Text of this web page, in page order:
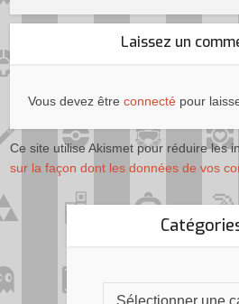
Laissez un
Vous devez êtreconnecté pour
Ce site utilise Akismet pour réduire les
sur la façon dont les données de vos